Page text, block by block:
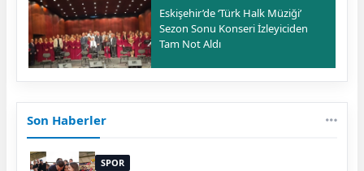
Eskişehir’de ‘Türk Halk Müziği’
Sezon Sonu Konseri İzleyiciden
Tam Not Aldı
Son Haberler
SPOR